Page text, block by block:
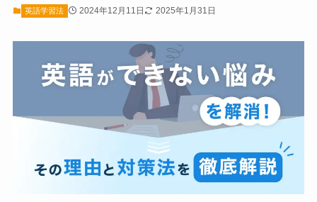
英語学習法 2024年12月11日 2025年1月31日